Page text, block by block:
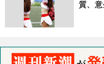
質、